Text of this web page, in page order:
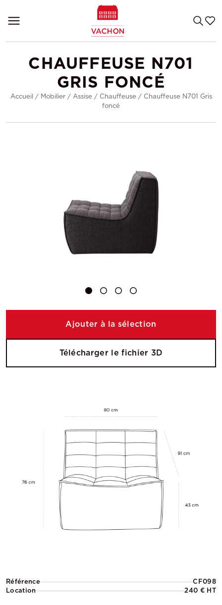
CHAUFFEUSE N701
GRIS FONCÉ
Accueil / Mobilier/ Assise / Chauffeuse / Chauffeuse N701 Gris
foncé
Référence
CF098
Location
240 € HT
Ajouter à la sélection
Télécharger le fichier 3D